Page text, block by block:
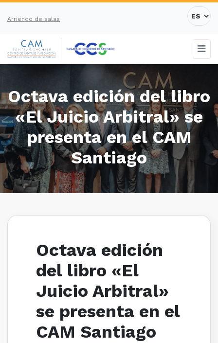
Arriendo de salas
Octava edición del libro
«El Juicio Arbitral» se
presenta en el CAM
Santiago
Octava edición
del libro «El
Juicio Arbitral»
se presenta en el
CAM Santiago